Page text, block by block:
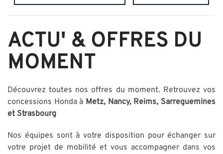
ACTU' & OFFRES DU
MOMENT
Découvrez toutes nos offres du moment. Retrouvez vos
concessions Honda à Metz, Nancy, Reims, Sarreguemines
et Strasbourg
Nos équipes sont à votre disposition pour échanger sur
votre projet de mobilité et vous accompagner dans vos